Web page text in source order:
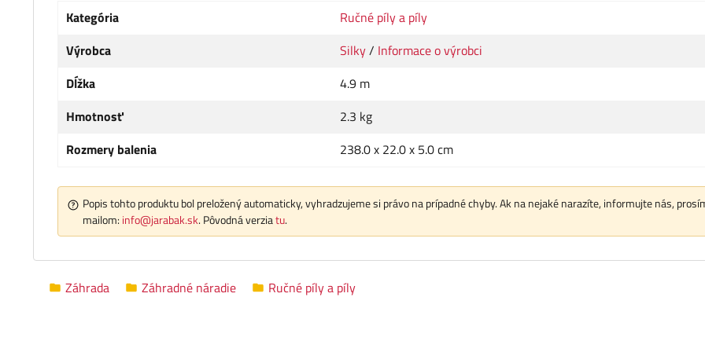
Kategória
Ručné píly a píly
Výrobca
Silky/ Informace o výrobci
Dĺžka
4.9 m
Hmotnosť
2.3 kg
Rozmery balenia
238.0 x 22.0 x 5.0 cm
Popis tohto produktu bol preložený automaticky, vyhradzujeme si právo na prípadné chyby. Ak na nejaké narazíte, informujte nás,
mailom: info@jarabak.sk. Pôvodná verziatu.
Záhrada Záhradné náradie Ručné píly a píly